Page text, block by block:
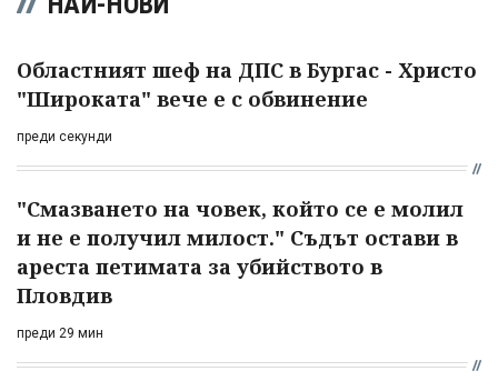
Областният шеф на ДПС в Бургас - Христо
"Широката" вече е с обвинение
преди секунди
"Смазването на човек, който се е молил
и не е получил милост." Съдът остави в
ареста петимата за убийството в
Пловдив
преди 29 мин